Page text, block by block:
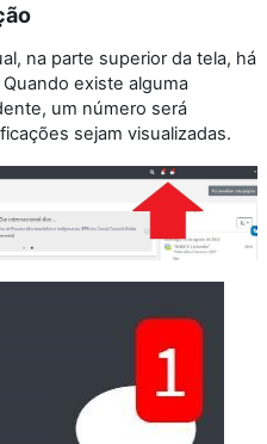
na parte superior da tela, há
existe alguma
um número será
sejam visualizadas.